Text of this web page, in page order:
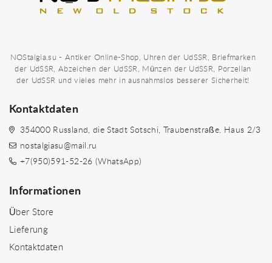
NOStalgia.su - Antiker Online-Shop, Uhren der UdSSR, Briefmarken
der UdSSR, Abzeichen der UdSSR, Münzen der UdSSR, Porzellan
der UdSSR und vieles mehr in ausnahmslos besserer Sicherheit!
Kontaktdaten
354000 Russland, die Stadt Sotschi, Traubenstraße. Haus 2/3
nostalgiasu@mail.ru
+7(950)591-52-26 (WhatsApp)
Informationen
Über Store
Lieferung
Kontaktdaten